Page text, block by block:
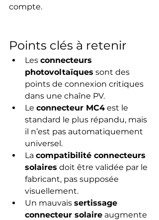
compte.
Points clés à retenir
Les connecteurs
photovoltaïques sont des
points de connexion critiques
dans une chaîne PV.
Le connecteur MC4 est le
standard le plus répandu, mais
il n’est pas automatiquement
universel.
La compatibilité connecteurs
solaires doit être validée par le
fabricant, pas supposée
visuellement.
Un mauvais sertissage
connecteur solaire augmente